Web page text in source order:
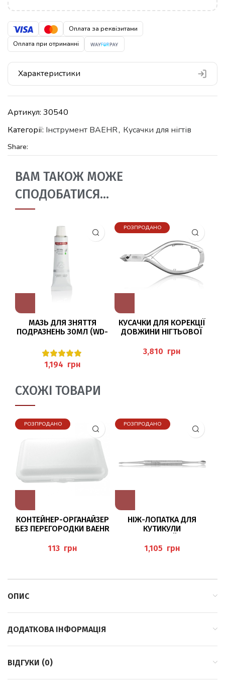
Оплата за реквізитами
Оплата при отриманні
Характеристики
Артикул: 30540
Категорії: Iнструмент BAEHR, Кусачки для нігтів
Share:
ВАМ ТАКОЖ МОЖЕ
СПОДОБАТИСЯ…
МАЗЬ ДЛЯ ЗНЯТТЯ
ПОДРАЗНЕНЬ 30МЛ (WD-
грн
РОЗПРОДАНО
КУСАЧКИ ДЛЯ КОРЕКЦІЇ
ДОВЖИНИ НІГТЬОВОЇ
20 ММ (BAEHR)
грн
СХОЖІ ТОВАРИ
РОЗПРОДАНО
КОНТЕЙНЕР-ОРГАНАЙЗЕР
БЕЗ ПЕРЕГОРОДКИ BAEHR
грн
РОЗПРОДАНО
НІЖ-ЛОПАТКА ДЛЯ
КУТИКУЛИ
MESSER), BAEHR
грн
ОПИС
ДОДАТКОВА ІНФОРМАЦІЯ
ВІДГУКИ (0)